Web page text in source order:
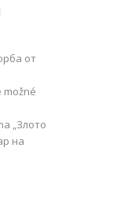
от
možné
„Злото
на